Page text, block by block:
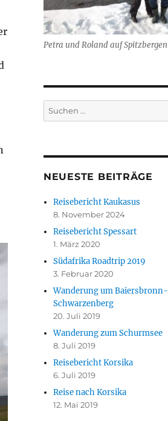
Petra und Roland auf Spitzbergen
Suchen
nach:
NEUESTE BEITRÄGE
Reisebericht Kaukasus
8. November 2024
Reisebericht Spessart
1. März 2020
Südafrika Roadtrip 2019
3. Februar 2020
Wanderung um Baiersbronn-
Schwarzenberg
20. Juli 2019
Wanderung zum Schurmsee
8. Juli 2019
Reisebericht Korsika
6. Juli 2019
Reise nach Korsika
12. Mai 2019